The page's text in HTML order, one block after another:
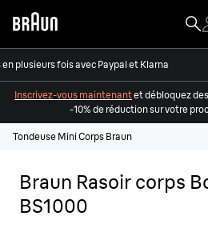
plusieurs fois avec Paypal et Klarna
Inscrivez-vous maintenantet débloquez
-10% de réduction sur votre
Tondeuse Mini Corps Braun
Braun Rasoir corps
BS1000